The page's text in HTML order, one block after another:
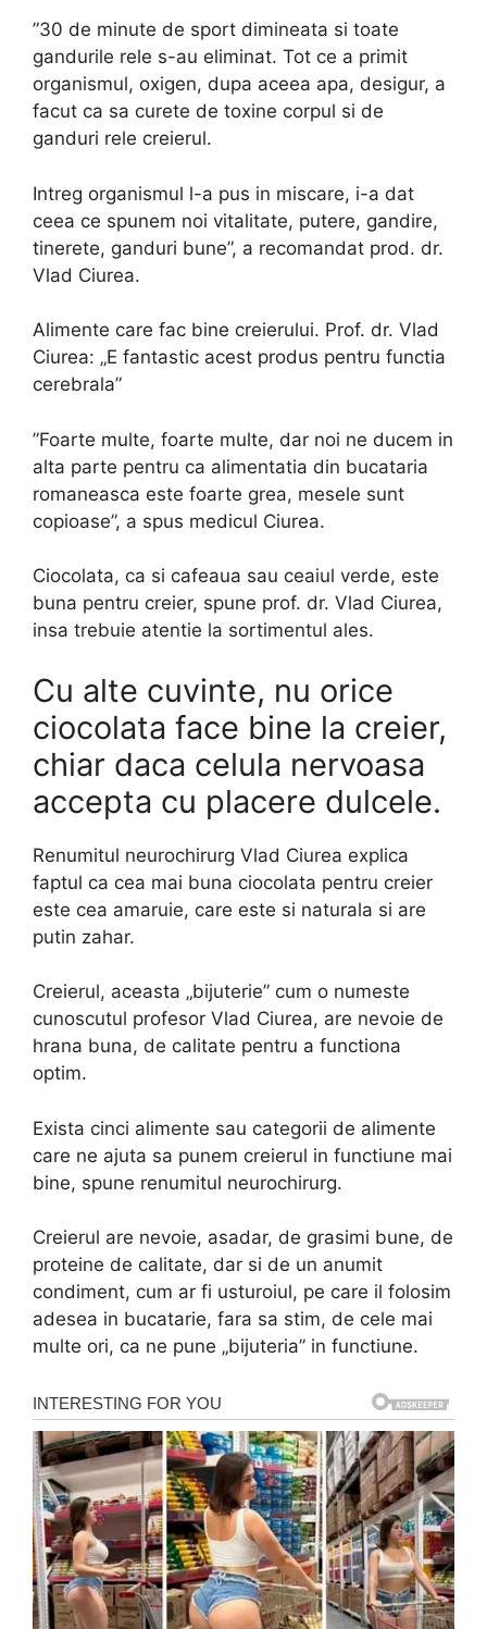
”30 de minute de sport dimineata si toate
gandurile rele s-au eliminat. Tot ce a primit
organismul, oxigen, dupa aceea apa, desigur, a
facut ca sa curete de toxine corpul si de
ganduri rele creierul.
Intreg organismul l-a pus in miscare, i-a dat
ceea ce spunem noi vitalitate, putere, gandire,
tinerete, ganduri bune”, a recomandat prod. dr.
Vlad Ciurea.
Alimente care fac bine creierului. Prof. dr. Vlad
Ciurea: „E fantastic acest produs pentru functia
cerebrala”
”Foarte multe, foarte multe, dar noi ne ducem in
alta parte pentru ca alimentatia din bucataria
romaneasca este foarte grea, mesele sunt
copioase”, a spus medicul Ciurea.
Ciocolata, ca si cafeaua sau ceaiul verde, este
buna pentru creier, spune prof. dr. Vlad Ciurea,
insa trebuie atentie la sortimentul ales.
Cu alte cuvinte, nu orice
ciocolata face bine la creier,
chiar daca celula nervoasa
accepta cu placere dulcele.
Renumitul neurochirurg Vlad Ciurea explica
faptul ca cea mai buna ciocolata pentru creier
este cea amaruie, care este si naturala si are
putin zahar.
Creierul, aceasta „bijuterie” cum o numeste
cunoscutul profesor Vlad Ciurea, are nevoie de
hrana buna, de calitate pentru a functiona
optim.
Exista cinci alimente sau categorii de alimente
care ne ajuta sa punem creierul in functiune mai
bine, spune renumitul neurochirurg.
Creierul are nevoie, asadar, de grasimi bune, de
proteine de calitate, dar si de un anumit
condiment, cum ar fi usturoiul, pe care il folosim
adesea in bucatarie, fara sa stim, de cele mai
multe ori, ca ne pune „bijuteria” in functiune.